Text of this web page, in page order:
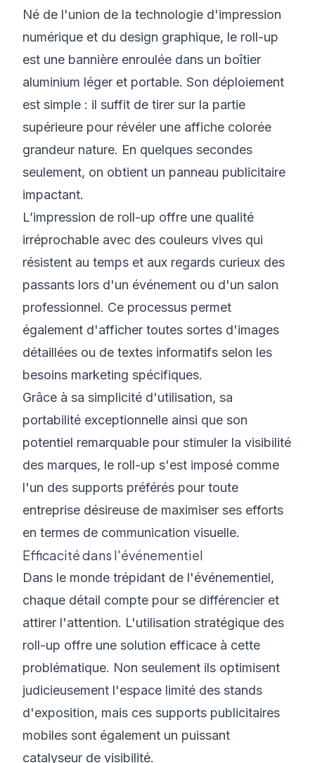
Né de l'union de la technologie d'impression
numérique et du design graphique, le roll-up
est une bannière enroulée dans un boîtier
aluminium léger et portable. Son déploiement
est simple : il suffit de tirer sur la partie
supérieure pour révéler une affiche colorée
grandeur nature. En quelques secondes
seulement, on obtient un panneau publicitaire
impactant.
L’impression de roll-up offre une qualité
irréprochable avec des couleurs vives qui
résistent au temps et aux regards curieux des
passants lors d'un événement ou d'un salon
professionnel. Ce processus permet
également d'afficher toutes sortes d'images
détaillées ou de textes informatifs selon les
besoins marketing spécifiques.
Grâce à sa simplicité d'utilisation, sa
portabilité exceptionnelle ainsi que son
potentiel remarquable pour stimuler la visibilité
des marques, le roll-up s'est imposé comme
l'un des supports préférés pour toute
entreprise désireuse de maximiser ses efforts
en termes de communication visuelle.
Efficacité dans l'événementiel
Dans le monde trépidant de l'événementiel,
chaque détail compte pour se différencier et
attirer l'attention. L'utilisation stratégique des
roll-up offre une solution efficace à cette
problématique. Non seulement ils optimisent
judicieusement l'espace limité des stands
d'exposition, mais ces supports publicitaires
mobiles sont également un puissant
catalyseur de visibilité.